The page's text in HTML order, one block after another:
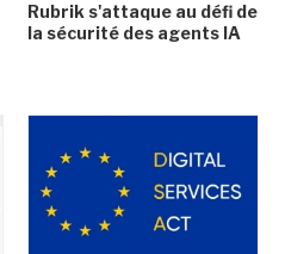
Rubrik s'attaque au défi de
la sécurité des agents IA